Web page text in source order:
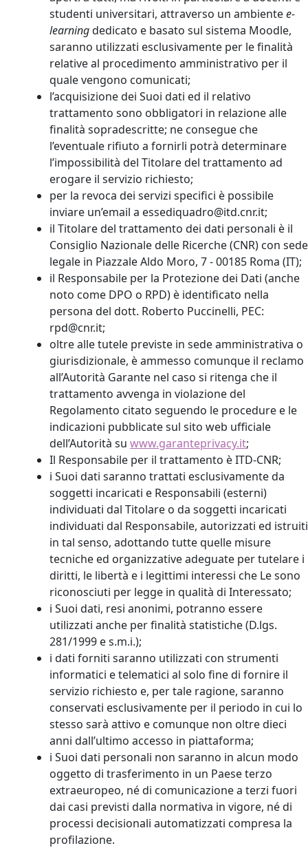
studenti universitari, attraverso un ambientee-
learningdedicato e basato sul sistema Moodle,
saranno utilizzati esclusivamente per le finalità
relative al procedimento amministrativo per il
quale vengono comunicati;
l’acquisizione dei Suoi dati ed il relativo
trattamento sono obbligatori in relazione alle
finalità sopradescritte; ne consegue che
l’eventuale rifiuto a fornirli potrà determinare
l’impossibilità del Titolare del trattamento ad
erogare il servizio richiesto;
per la revoca dei servizi specifici è possibile
inviare un’email a essediquadro@itd.cnr.it;
il Titolare del trattamento dei dati personali è il
Consiglio Nazionale delle Ricerche (CNR) con sede
legale in Piazzale Aldo Moro, 7 - 00185 Roma (IT);
il Responsabile per la Protezione dei Dati (anche
noto come DPO o RPD) è identificato nella
persona del dott. Roberto Puccinelli, PEC:
rpd@cnr.it;
oltre alle tutele previste in sede amministrativa o
giurisdizionale, è ammesso comunque il reclamo
all’Autorità Garante nel caso si ritenga che il
trattamento avvenga in violazione del
Regolamento citato seguendo le procedure e le
indicazioni pubblicate sul sito web ufficiale
dell’Autorità su www.garanteprivacy.it;
Il Responsabile per il trattamento è ITD-CNR;
i Suoi dati saranno trattati esclusivamente da
soggetti incaricati e Responsabili (esterni)
individuati dal Titolare o da soggetti incaricati
individuati dal Responsabile, autorizzati ed istruiti
in tal senso, adottando tutte quelle misure
tecniche ed organizzative adeguate per tutelare i
diritti, le libertà e i legittimi interessi che Le sono
riconosciuti per legge in qualità di Interessato;
i Suoi dati, resi anonimi, potranno essere
utilizzati anche per finalità statistiche (D.lgs.
281/1999 e s.m.i.);
i dati forniti saranno utilizzati con strumenti
informatici e telematici al solo fine di fornire il
servizio richiesto e, per tale ragione, saranno
conservati esclusivamente per il periodo in cui lo
stesso sarà attivo e comunque non oltre dieci
anni dall’ultimo accesso in piattaforma;
i Suoi dati personali non saranno in alcun modo
oggetto di trasferimento in un Paese terzo
extraeuropeo, né di comunicazione a terzi fuori
dai casi previsti dalla normativa in vigore, né di
processi decisionali automatizzati compresa la
profilazione.